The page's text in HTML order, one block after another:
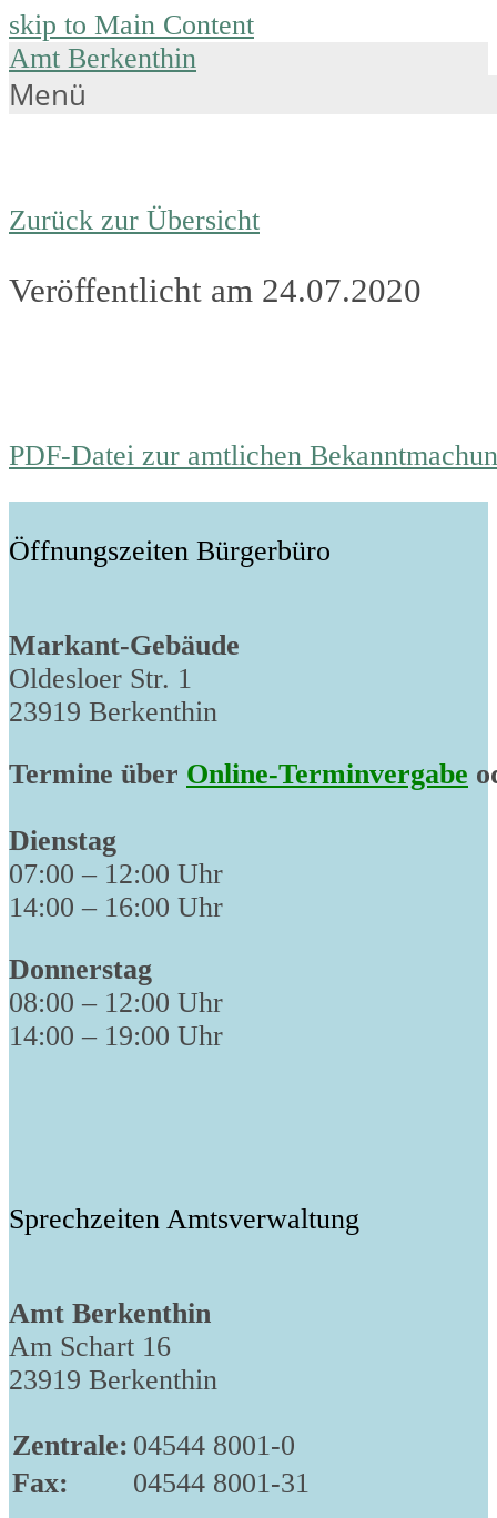
skip to Main Content
Amt Berkenthin
Menü
Zurück zur Übersicht
Veröffentlicht am 24.07.2020
PDF-Datei zur amtlichen
Öffnungszeiten Bürgerbüro
Markant-Gebäude
Oldesloer Str. 1
23919 Berkenthin
Termine über Online-Terminvergabe
Dienstag
07:00 – 12:00 Uhr
14:00 – 16:00 Uhr
Donnerstag
08:00 – 12:00 Uhr
14:00 – 19:00 Uhr
Sprechzeiten Amtsverwaltung
Amt Berkenthin
Am Schart 16
23919 Berkenthin
Zentrale: 04544 8001-0
Fax:
04544 8001-31